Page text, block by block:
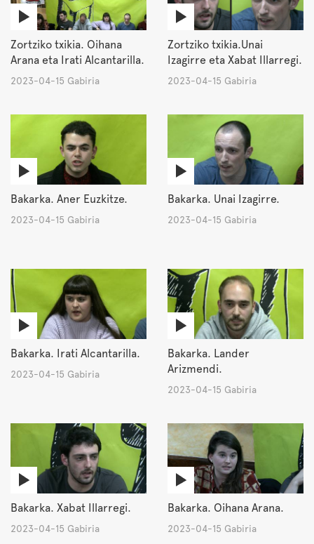
Zortziko txikia. Oihana
Arana eta Irati Alcantarilla.
2023-04-15 Gabiria
Zortziko txikia.Unai
Izagirre eta Xabat Illarregi.
2023-04-15 Gabiria
Bakarka. Aner Euzkitze.
2023-04-15 Gabiria
Bakarka. Unai Izagirre.
2023-04-15 Gabiria
Bakarka. Irati Alcantarilla.
2023-04-15 Gabiria
Bakarka. Lander
Arizmendi.
2023-04-15 Gabiria
Bakarka. Xabat Illarregi.
2023-04-15 Gabiria
Bakarka. Oihana Arana.
2023-04-15 Gabiria